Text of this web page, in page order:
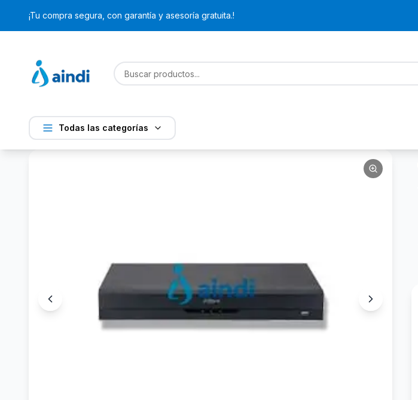
¡Tu compra segura, con garantía y asesoría gratuita.!
Todas las categorías